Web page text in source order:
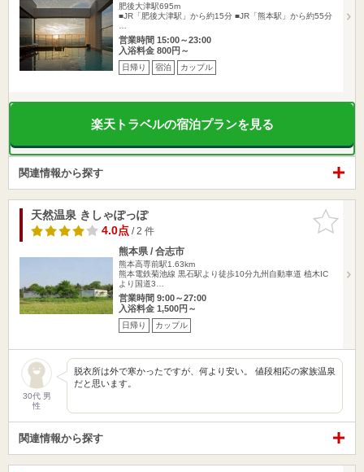
肥後大津駅695m
■JR「肥後大津駅」から約15分 ■JR「熊本駅」から約55分
営業時間 15:00～23:00
入浴料金 800円～
日帰り 宿泊 カップル
楽天トラベルの宿泊プランを見る
関連情報から探す
お気に入
りに追加
天然温泉 きしゃぽっぽ
4.0点/ 2 件
熊本県 / 合志市
熊本高専前駅1.63km
熊本電鉄菊池線 黒石駅より徒歩10分九州自動車道 植木IC
より国道3…
営業時間 9:00～27:00
入浴料金 1,500円～
日帰り カップル
30代 男
性
脱衣所は外で寒かったですが、何より安い。 値段相応の家族温泉
だと思います。
関連情報から探す